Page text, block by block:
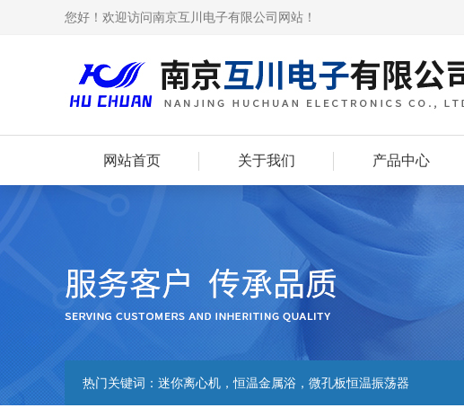
您好！欢迎访问南京互川电子有限公司网站！
网站首页 关于我们 产品中心
热门关键词： 迷你离心机，恒温金属浴，微孔板恒温振荡器